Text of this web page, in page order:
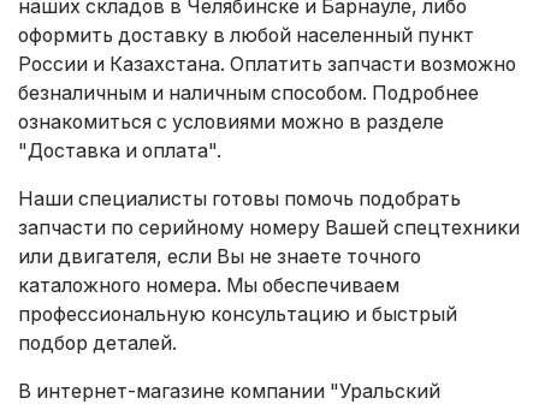
наших складов в Челябинске и Барнауле, либо
оформить доставку в любой населенный пункт
России и Казахстана. Оплатить запчасти возможно
безналичным и наличным способом. Подробнее
ознакомиться с условиями можно в разделе
"Доставка и оплата".
Наши специалисты готовы помочь подобрать
запчасти по серийному номеру Вашей спецтехники
или двигателя, если Вы не знаете точного
каталожного номера. Мы обеспечиваем
профессиональную консультацию и быстрый
подбор деталей.
В интернет-магазине компании "Уральский